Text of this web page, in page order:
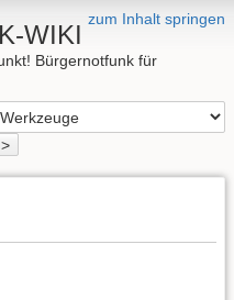
zum Inhalt springen
WIKI
Bürgernotfunk für
>